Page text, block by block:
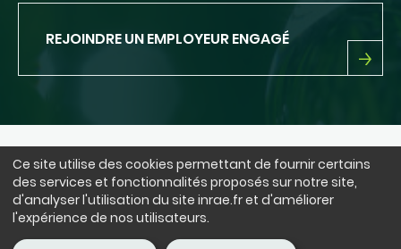
Ce site utilise des cookies permettant de fournir certains
des services et fonctionnalités proposés sur notre site,
d'analyser l'utilisation du site inrae.fr et d'améliorer
l'expérience de nos utilisateurs.
PROFESSIONNEL
REJOINDRE UN EMPLOYEUR ENGAGÉ
REJOINDRE
ENGAGÉ
NOUS SUIVRE
LinkedInFacebook
BlueSkyinstagram
Youtube
X
Siège : 147 rue de l'Université 75338 Paris Cedex 07 - tél. : +33(0)1 42